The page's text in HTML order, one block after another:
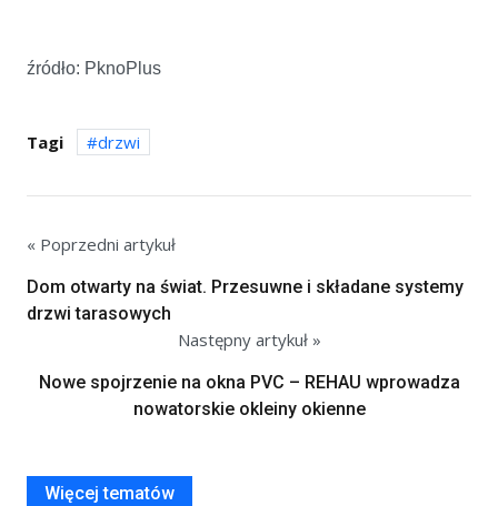
źródło: PknoPlus
Tagi drzwi
« Poprzedni artykuł
Dom otwarty na świat. Przesuwne i składane systemy
drzwi tarasowych
Następny artykuł »
Nowe spojrzenie na okna PVC – REHAU wprowadza
nowatorskie okleiny okienne
Więcej tematów